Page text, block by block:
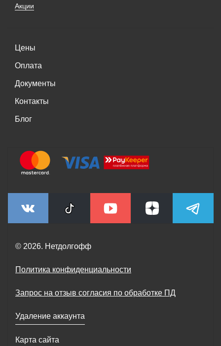
Акции
Цены
Оплата
Документы
Контакты
Блог
© 2026. Нетдолгофф
Политика конфиденциальности
Запрос на отзыв согласия по обработке ПД
Удаление аккаунта
Карта сайта